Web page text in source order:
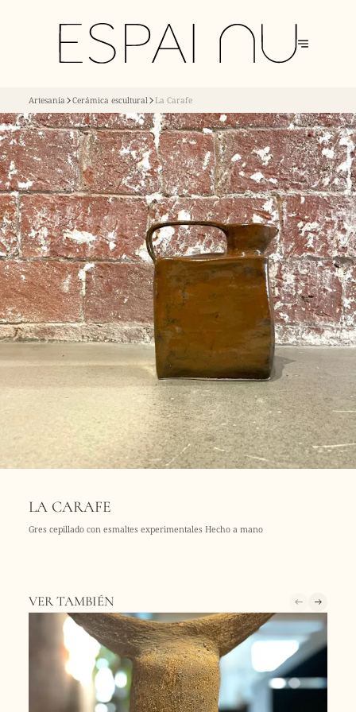
Artesanía Cerámica escultural La Carafe
LA CARAFE
Gres cepillado con esmaltes experimentales Hecho a mano
VER TAMBIÉN